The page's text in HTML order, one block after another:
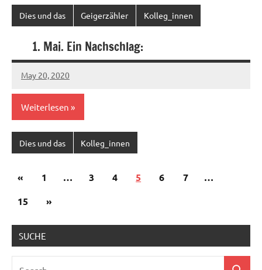
Dies und das Geigerzähler Kolleg_innen
1. Mai. Ein Nachschlag:
May 20, 2020
Ilja
Weiterlesen
Dies und das Kolleg_innen
Posts
pagination
«Previous
1 … 3 4 5 6 7
…
15
Next
»
SUCHE